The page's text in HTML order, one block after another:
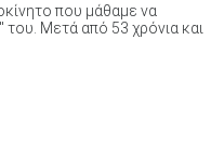
που μάθαμε να
του. Μετά από 53 χρόνια και